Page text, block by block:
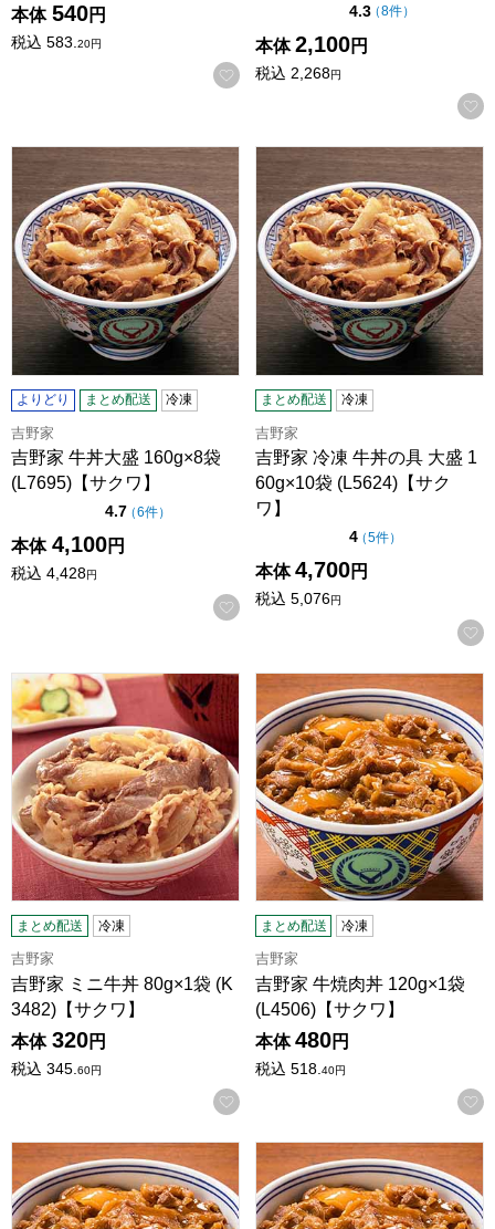
本体 540円
税込 583.20円
お気に入りに登録する
4.3点（5点満点中）
（8件の評価
）
本体 2,100円
税込 2,268円
吉野家 牛丼大盛 160g×8袋 (L7695)【サクワ】
よりどり まとめ配送 冷凍
吉野家
吉野家 牛丼大盛 160g×8袋
(L7695)【サクワ】
4.7点（5点満点中）
（6件の評価
）
本体 4,100円
税込 4,428円
お気に入りに登録する
吉野家 冷凍 牛丼の具 大盛
まとめ配送 冷凍
吉野家
吉野家 冷凍 牛丼の具 大盛 1
60g×10袋 (L5624)【サク
ワ】
4点（5点満点中）
（5件の評価
）
本体 4,700円
税込 5,076円
吉野家 ミニ牛丼 80g×1袋 (K3482)【サクワ】
まとめ配送 冷凍
吉野家
吉野家 ミニ牛丼 80g×1袋 (K
3482)【サクワ】
本体 320円
税込 345.60円
お気に入りに登録する
吉野家 牛焼肉丼 120g×1袋
まとめ配送 冷凍
吉野家
吉野家 牛焼肉丼 120g×1袋
(L4506)【サクワ】
本体 480円
税込 518. 40円
吉野家 牛焼肉丼 120g×4袋 (L7691)【サクワ】
吉野家 牛焼肉丼 120g×8袋